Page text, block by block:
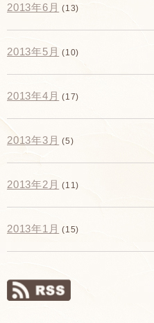
2013年6月 (13)
2013年5月 (10)
2013年4月 (17)
2013年3月 (5)
2013年2月 (11)
2013年1月 (15)